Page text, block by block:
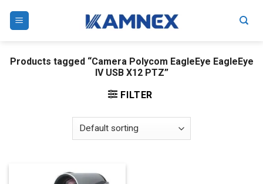
Products tagged “Camera Polycom EagleEye EagleEye
IV USB X12 PTZ”
FILTER